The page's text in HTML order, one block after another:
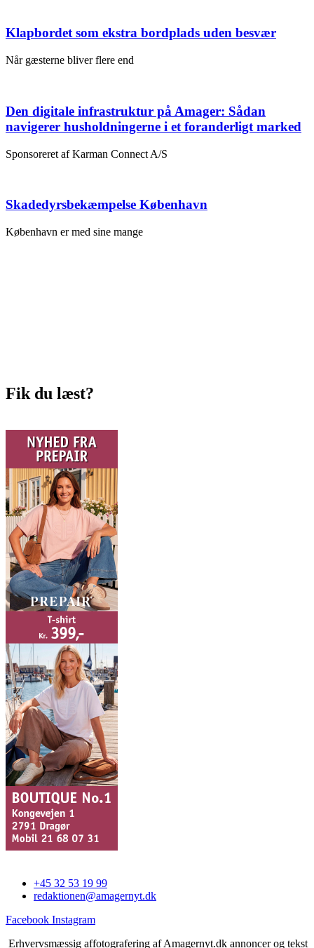
Klapbordet som ekstra bordplads uden besvær
Når gæsterne bliver flere end
Den digitale infrastruktur på Amager: Sådan
navigerer husholdningerne i et foranderligt marked
Sponsoreret af Karman Connect A/S
Skadedyrsbekæmpelse København
København er med sine mange
Fik du læst?
+45 32 53 19 99
redaktionen@amagernyt.dk
Facebook Instagram
Erhvervsmæssig affotografering af Amagernyt.dk annoncer og tekst